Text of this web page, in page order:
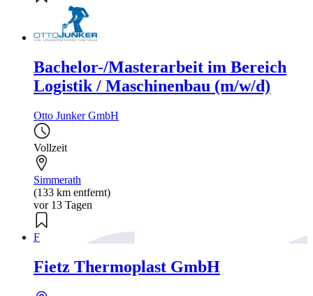
Bachelor-/Masterarbeit im Bereich
Logistik / Maschinenbau (m/w/d)
Otto Junker GmbH
Vollzeit
Simmerath
(133 km entfernt)
vor 13 Tagen
F
Fietz Thermoplast GmbH